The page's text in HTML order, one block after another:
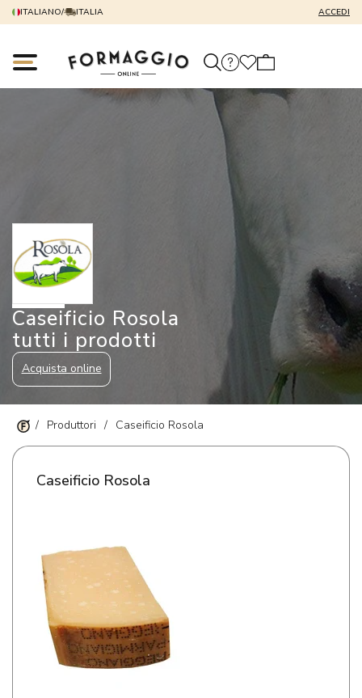
ITALIANO/ ITALIA ACCEDI
Caseificio Rosola
tutti i prodotti
Acquista online
/ Produttori / Caseificio Rosola
Caseificio Rosola